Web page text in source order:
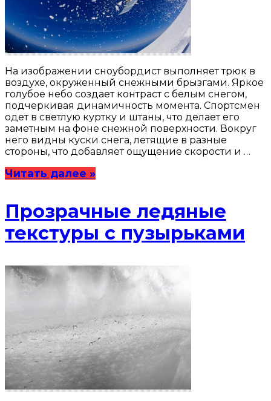
На изображении сноубордист выполняет трюк в
воздухе, окруженный снежными брызгами. Яркое
голубое небо создает контраст с белым снегом,
подчеркивая динамичность момента. Спортсмен
одет в светлую куртку и штаны, что делает его
заметным на фоне снежной поверхности. Вокруг
него видны куски снега, летящие в разные
стороны, что добавляет ощущение скорости и …
Читать далее »
Прозрачные ледяные
текстуры с пузырьками